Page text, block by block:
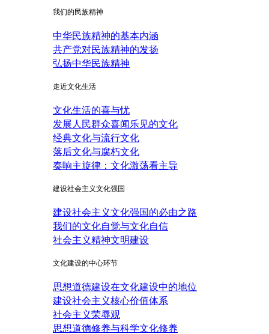
我们的民族精神
中华民族精神的基本内涵
共产党对民族精神的发扬
弘扬中华民族精神
走近文化生活
文化生活的喜与忧
发展人民群众喜闻乐见的文化
经典文化与流行文化
落后文化与腐朽文化
奏响主旋律：文化激荡看主导
建设社会主义文化强国
建设社会主义文化强国的必由之路
我们的文化自觉与文化自信
社会主义精神文明建设
文化建设的中心环节
思想道德建设在文化建设中的地位
建设社会主义核心价值体系
社会主义荣辱观
思想道德修养与科学文化修养